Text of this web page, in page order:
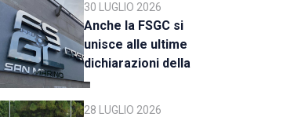
30 LUGLIO 2026
Anche la FSGC si
unisce alle ultime
dichiarazioni della
UEFA
28 LUGLIO 2026